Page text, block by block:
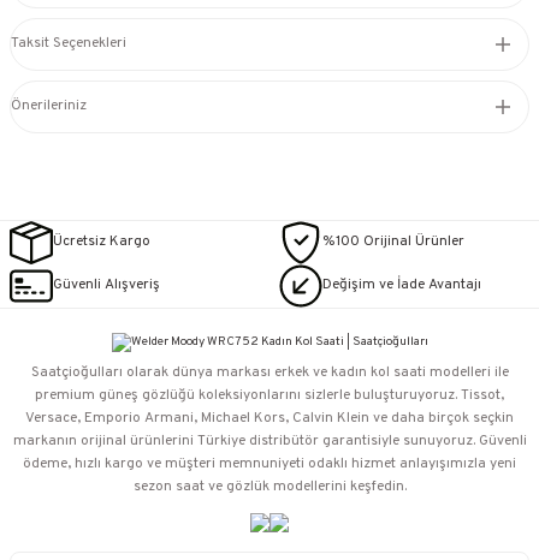
Taksit Seçenekleri
Önerileriniz
Ücretsiz Kargo %100 Orijinal Ürünler
Güvenli Alışveriş Değişim ve İade Avantajı
Saatçioğulları⁠ olarak dünya markası erkek ve kadın kol saati modelleri ile
premium güneş gözlüğü koleksiyonlarını sizlerle buluşturuyoruz. Tissot,
Versace, Emporio Armani, Michael Kors, Calvin Klein ve daha birçok seçkin
markanın orijinal ürünlerini Türkiye distribütör garantisiyle sunuyoruz. Güvenli
ödeme, hızlı kargo ve müşteri memnuniyeti odaklı hizmet anlayışımızla yeni
sezon saat ve gözlük modellerini keşfedin.